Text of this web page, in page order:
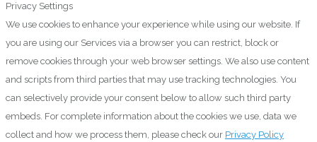
Privacy Settings
We use cookies to enhance your experience while using our website. If
you are using our Services via a browser you can restrict, block or
remove cookies through your web browser settings. We also use content
and scripts from third parties that may use tracking technologies. You
can selectively provide your consent below to allow such third party
embeds. For complete information about the cookies we use, data we
collect and how we process them, please check our Privacy Policy